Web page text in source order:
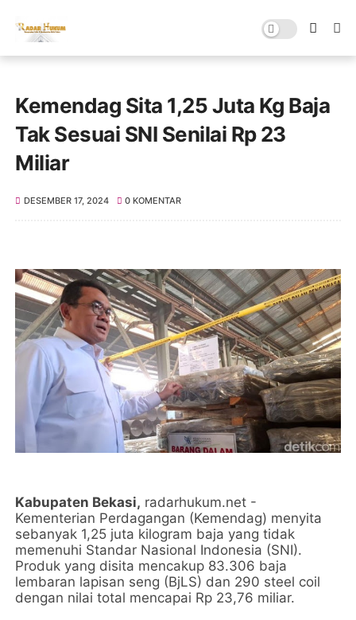
Kemendag Sita 1,25 Juta Kg Baja
Tak Sesuai SNI Senilai Rp 23
Miliar
DESEMBER 17, 2024 0 KOMENTAR
Kabupaten Bekasi, radarhukum.net -
Kementerian Perdagangan (Kemendag) menyita
sebanyak 1,25 juta kilogram baja yang tidak
memenuhi Standar Nasional Indonesia (SNI).
Produk yang disita mencakup 83.306 baja
lembaran lapisan seng (BjLS) dan 290 steel coil
dengan nilai total mencapai Rp 23,76 miliar.